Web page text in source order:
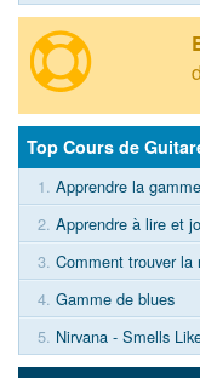
Top Cours de
1. Apprendre la
2. Apprendre à lire et
3. Comment trouver la
4. Gamme de blues
5. Nirvana - Smells